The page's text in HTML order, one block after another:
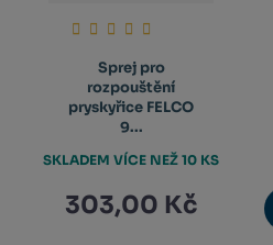
Sprej pro
rozpouštění
pryskyřice FELCO
9...
303,00 Kč
SKLADEM VÍCE NEŽ 10 KS